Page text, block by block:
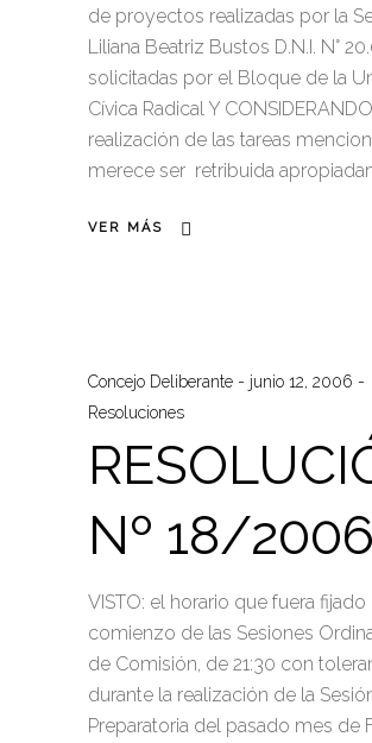
de proyectos realizadas por la
Liliana Beatriz Bustos D.N.I. N°
solicitadas por el Bloque de la
Cívica Radical Y
realización de las tareas
merece ser retribuida
VER MÁS
Concejo Deliberante
junio 12, 2006
Resoluciones
Nº 18/2006
VISTO: el horario que fuera fijado
comienzo de las Sesiones
de Comisión, de 21:30 con
durante la realización de la
Preparatoria del pasado mes de